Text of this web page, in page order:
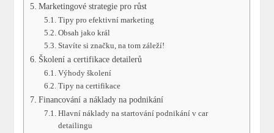
Marketingové strategie pro⁤ růst
Tipy ⁣pro efektivní marketing
Obsah jako král
Stavíte ‌si značku, na tom záleží!
Školení a⁣ certifikace detailerů
Výhody školení
Tipy⁤ na certifikace
Financování a náklady na podnikání
Hlavní náklady na startování podnikání v ​car
detailingu